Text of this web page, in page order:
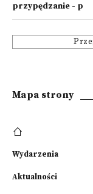
przypędzanie - p
Mapa strony
Wydarzenia
Aktualności